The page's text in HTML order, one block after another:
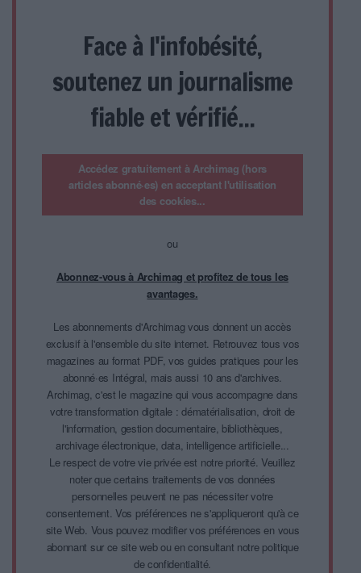
Face à l'infobésité,
soutenez un journalisme
fiable et vérifié...
Accédez gratuitement à Archimag (hors
articles abonné·es) en acceptant l'utilisation
des cookies...
ou
Abonnez-vous à Archimag et profitez de tous les
avantages.
Les abonnements d'Archimag vous donnent un accès
exclusif à l'ensemble du site internet. Retrouvez tous vos
magazines au format PDF, vos guides pratiques pour les
abonné·es Intégral, mais aussi 10 ans d'archives.
Archimag, c'est le magazine qui vous accompagne dans
votre transformation digitale : dématérialisation, droit de
l'information, gestion documentaire, bibliothèques,
archivage électronique, data, intelligence artificielle...
Le respect de votre vie privée est notre priorité. Veuillez
noter que certains traitements de vos données
personnelles peuvent ne pas nécessiter votre
consentement. Vos préférences ne s'appliqueront qu'à ce
site Web. Vous pouvez modifier vos préférences en vous
abonnant sur ce site web ou en consultant notre politique
de confidentialité.